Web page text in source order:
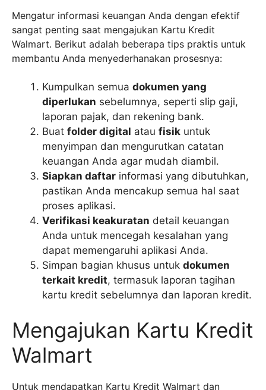
Mengatur informasi keuangan Anda dengan efektif
sangat penting saat mengajukan Kartu Kredit
Walmart. Berikut adalah beberapa tips praktis untuk
membantu Anda menyederhanakan prosesnya:
Kumpulkan semua dokumen yang
diperlukan sebelumnya, seperti slip gaji,
laporan pajak, dan rekening bank.
Buat folder digital atau fisik untuk
menyimpan dan mengurutkan catatan
keuangan Anda agar mudah diambil.
Siapkan daftar informasi yang dibutuhkan,
pastikan Anda mencakup semua hal saat
proses aplikasi.
Verifikasi keakuratan detail keuangan
Anda untuk mencegah kesalahan yang
dapat memengaruhi aplikasi Anda.
Simpan bagian khusus untuk dokumen
terkait kredit, termasuk laporan tagihan
kartu kredit sebelumnya dan laporan kredit.
Mengajukan Kartu Kredit
Walmart
Untuk mendapatkan Kartu Kredit Walmart dan